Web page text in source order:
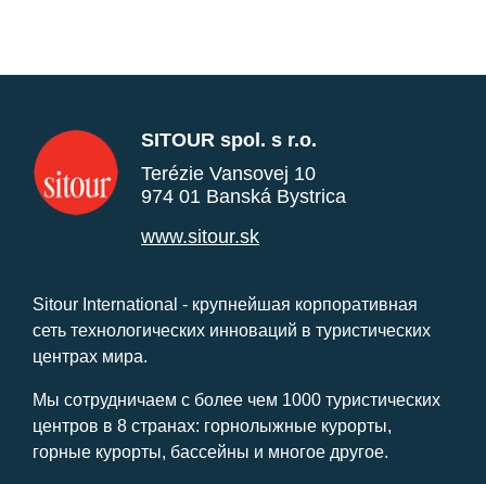
SITOUR spol. s r.o.
Terézie Vansovej 10
974 01 Banská Bystrica
www.sitour.sk
Sitour International - крупнейшая корпоративная
сеть технологических инноваций в туристических
центрах мира.
Мы сотрудничаем с более чем 1000 туристических
центров в 8 странах: горнолыжные курорты,
горные курорты, бассейны и многое другое.